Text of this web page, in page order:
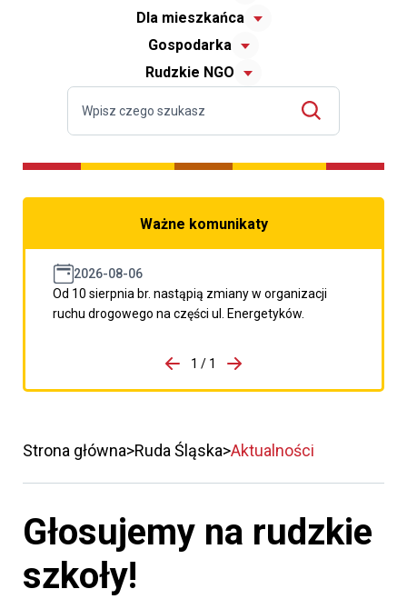
Dla mieszkańca
Gospodarka
Rudzkie NGO
Ważne komunikaty
2026-08-06
Od 10 sierpnia br. nastąpią zmiany w organizacji
ruchu drogowego na części ul. Energetyków.
porzpedniego komunikatu
1 / 1
Przejdź do następnego
Strona główna Ruda Śląska Aktualności
Głosujemy na rudzkie
szkoły!